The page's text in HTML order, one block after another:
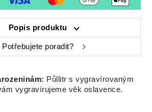
Popis produktu
Potřebujete poradit?
Půllitr s vygravírovaným
vygravírujeme věk oslavence.